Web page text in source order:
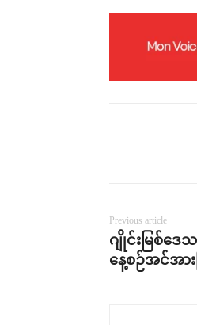
Previous article
ဂျိုင်းမြစ်ဒ
နေ့စဉ်အင်အာ